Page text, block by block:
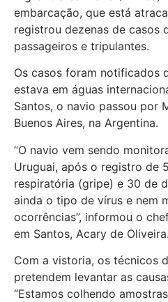
embarcação, que está
registrou dezenas de casos
passageiros e tripulantes.
Os casos foram notificados
estava em águas
Santos, o navio passou por
Buenos Aires, na Argentina.
“O navio vem sendo
Uruguai, após o registro de
respiratória (gripe) e 30 de
ainda o tipo de vírus e nem
ocorrências”, informou o
em Santos, Acary de Oliveira.
Com a vistoria, os técnicos
pretendem levantar as
“Estamos colhendo